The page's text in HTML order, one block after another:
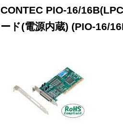
CONTEC PIO-16/
ード(電源内蔵) (PIO-16/